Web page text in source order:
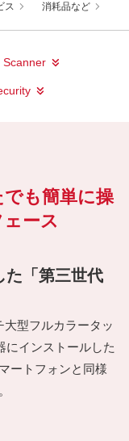
ス 消耗品など
Scanner
も簡単に操
ース
た「第三世代
型フルカラータッ
にインストールした
ートフォンと同様